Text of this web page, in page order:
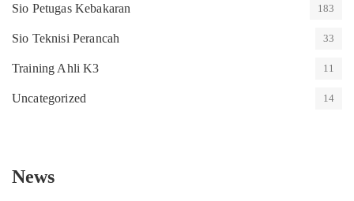
Sio Petugas Kebakaran 183
Sio Teknisi Perancah 33
Training Ahli K3 11
Uncategorized 14
News